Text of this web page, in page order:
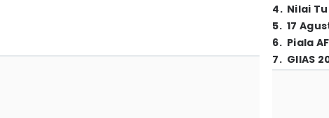
4. Nilai
5. 17
6. Piala
7. GIIAS